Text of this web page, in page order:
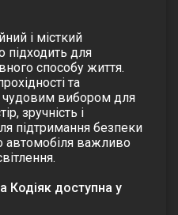
і місткий
підходить для
способу життя.
та
чудовим вибором для
зручність і
підтримання безпеки
автомобіля важливо
Кодіяк доступна у